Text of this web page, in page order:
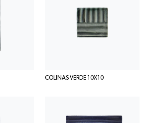
COLINAS VERDE 10X10